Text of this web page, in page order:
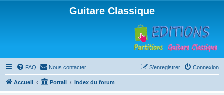
Guitare Classique
FAQ Nous contacter Connexion
S’enregistrer
Accueil Portail Index du forum